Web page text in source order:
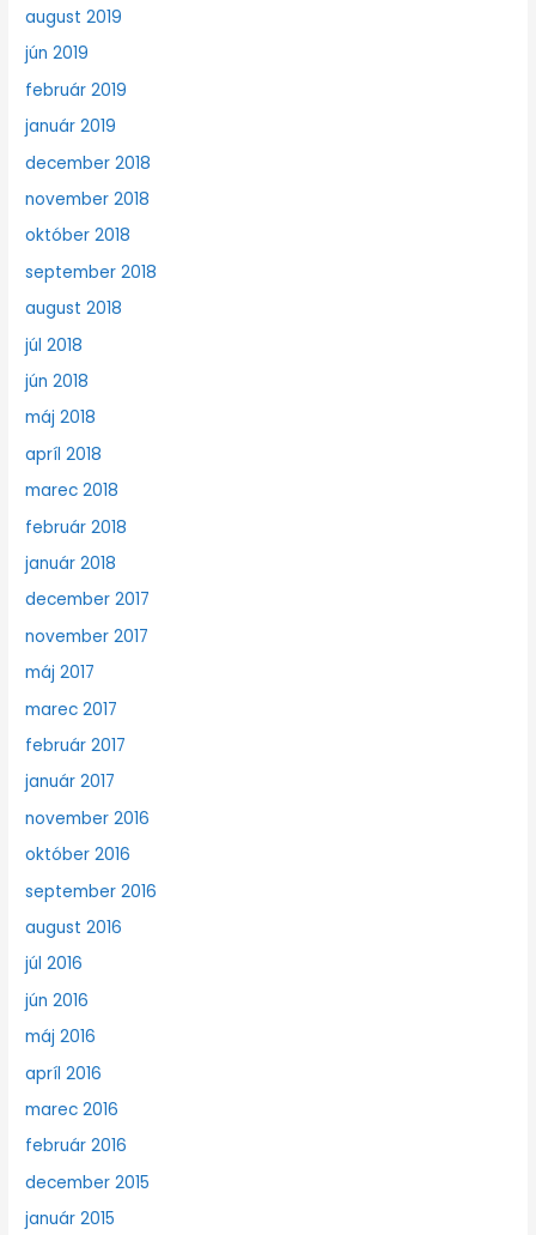
august 2019
jún 2019
február 2019
január 2019
december 2018
november 2018
október 2018
september 2018
august 2018
júl 2018
jún 2018
máj 2018
apríl 2018
marec 2018
február 2018
január 2018
december 2017
november 2017
máj 2017
marec 2017
február 2017
január 2017
november 2016
október 2016
september 2016
august 2016
júl 2016
jún 2016
máj 2016
apríl 2016
marec 2016
február 2016
december 2015
január 2015